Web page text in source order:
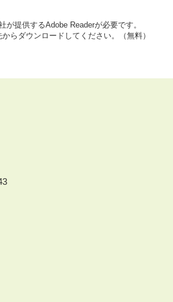
提供するAdobe Readerが必要です。
らダウンロードしてください。（無料）